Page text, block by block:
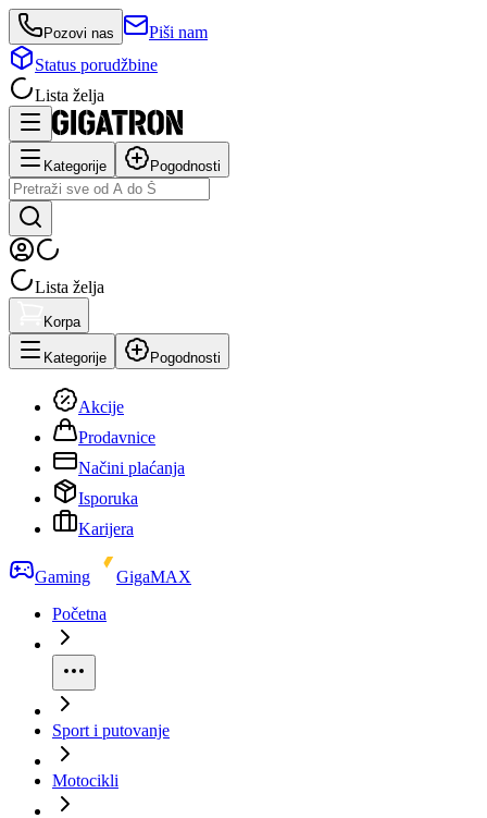
Pozovi nas
Piši nam
Status porudžbine
Lista želja
Kategorije Pogodnosti
Lista želja
Korpa
Kategorije Pogodnosti
Akcije
Prodavnice
Načini plaćanja
Isporuka
Karijera
Gaming
GigaMAX
Početna
Sport i putovanje
Motocikli